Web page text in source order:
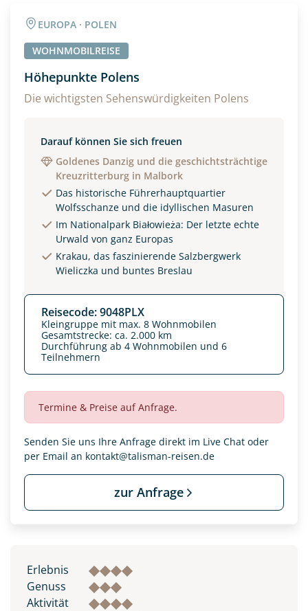
EUROPA · POLEN
WOHNMOBILREISE
Höhepunkte Polens
Die wichtigsten Sehenswürdigkeiten Polens
Darauf können Sie sich freuen
Goldenes Danzig und die geschichtsträchtige
Kreuzritterburg in Malbork
Das historische Führerhauptquartier
Wolfsschanze und die idyllischen Masuren
Im Nationalpark Białowieża: Der letzte echte
Urwald von ganz Europas
Krakau, das faszinierende Salzbergwerk
Wieliczka und buntes Breslau
Reisecode: 9048PLX
Kleingruppe mit max. 8 Wohnmobilen
Gesamtstrecke: ca. 2.000 km
Durchführung ab 4 Wohnmobilen und 6
Teilnehmern
Termine & Preise auf Anfrage.
Senden Sie uns Ihre Anfrage direkt im Live Chat oder
per Email an kontakt@talisman-reisen.de
zur Anfrage
Erlebnis
Genuss
Aktivität
Anzahl Erwachsener Reisen Sie mit Hund/en?
Option 2
Weitere Informationen
Datenschutz & Transparenz ist uns sehr wichtig!
geschickt. Mit Absenden des Formulars, erklären Sie, dass
Datenschutzerklärung und Widerrufhinweise
Kenntnis genommen und akzeptiert haben.